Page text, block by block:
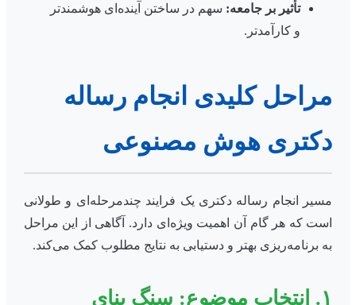
تأثیر بر جامعه: سهم در ساختن آینده‌ای هوشمندتر
و کارآمدتر.
مراحل کلیدی انجام رساله
دکتری هوش مصنوعی
مسیر انجام رساله دکتری یک فرایند چندمرحله‌ای و طولانی
است که هر گام آن اهمیت ویژه‌ای دارد. آگاهی از این مراحل
به برنامه‌ریزی بهتر و دستیابی به نتایج مطلوب کمک می‌کند.
۱. انتخاب موضوع: سنگ بنای